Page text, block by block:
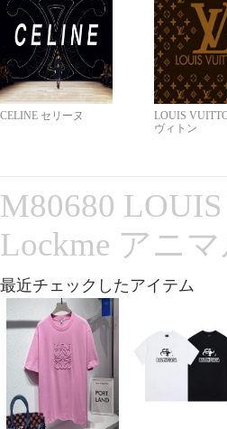
CELINE セリーヌ
LOUIS
ヴィトン
M80680
Lockme アニ
最近チェックしたアイテム